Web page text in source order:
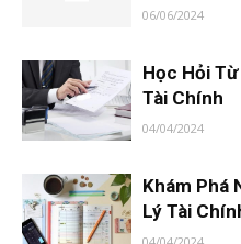
06/06/2024
Học Hỏi
Tài Chính
04/04/2024
Khám Phá
Lý Tài